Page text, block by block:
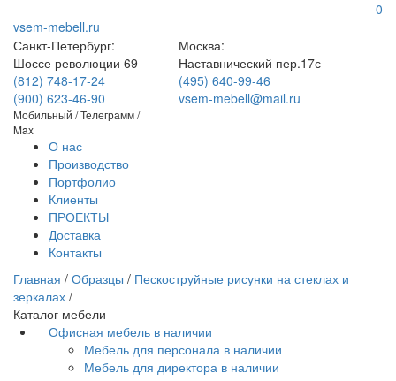
0
vsem-mebell.ru
Санкт-Петербург:
Шоссе революции 69
(812) 748-17-24
(900) 623-46-90
Мобильный / Телеграмм /
Max
Москва:
Наставнический пер.17с
(495) 640-99-46
vsem-mebell@mail.ru
О нас
Производство
Портфолио
Клиенты
ПРОЕКТЫ
Доставка
Контакты
Главная / Образцы / Пескоструйные рисунки на стеклах и
зеркалах /
Каталог мебели
Офисная мебель в наличии
Мебель для персонала в наличии
Мебель для директора в наличии